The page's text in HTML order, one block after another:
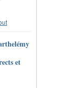
et